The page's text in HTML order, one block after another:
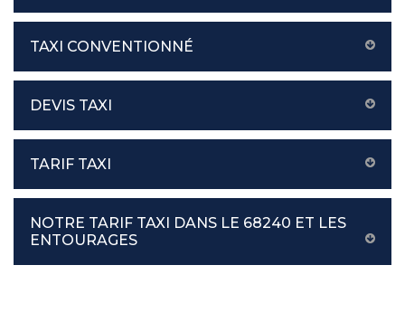
TAXI CONVENTIONNÉ
DEVIS TAXI
TARIF TAXI
NOTRE TARIF TAXI DANS LE 68240 ET LES
ENTOURAGES